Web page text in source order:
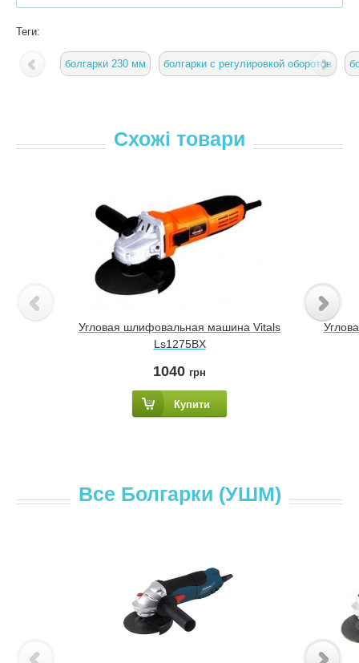
Теги:
болгарки 230 мм болгарки с регулировкой оборотов
Схожі товари
Угловая шлифовальная машина Vitals
Ls1275BX
1040 грн
Купити
Все Болгарки (УШМ)